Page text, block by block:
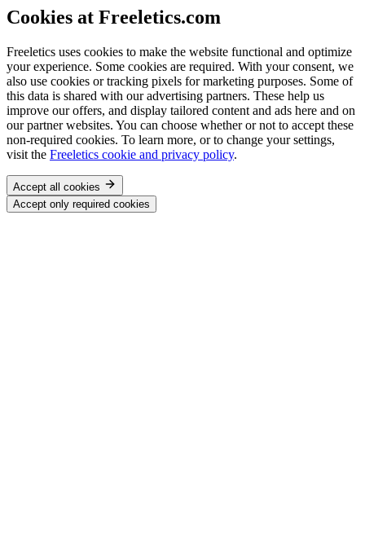
Cookies at Freeletics.com
Freeletics uses cookies to make the website functional and optimize
your experience. Some cookies are required. With your consent, we
also use cookies or tracking pixels for marketing purposes. Some of
this data is shared with our advertising partners. These help us
improve our offers, and display tailored content and ads here and on
our partner websites. You can choose whether or not to accept these
non-required cookies. To learn more, or to change your settings,
visit the Freeletics cookie and privacy policy.
Accept all cookies
Accept only required cookies